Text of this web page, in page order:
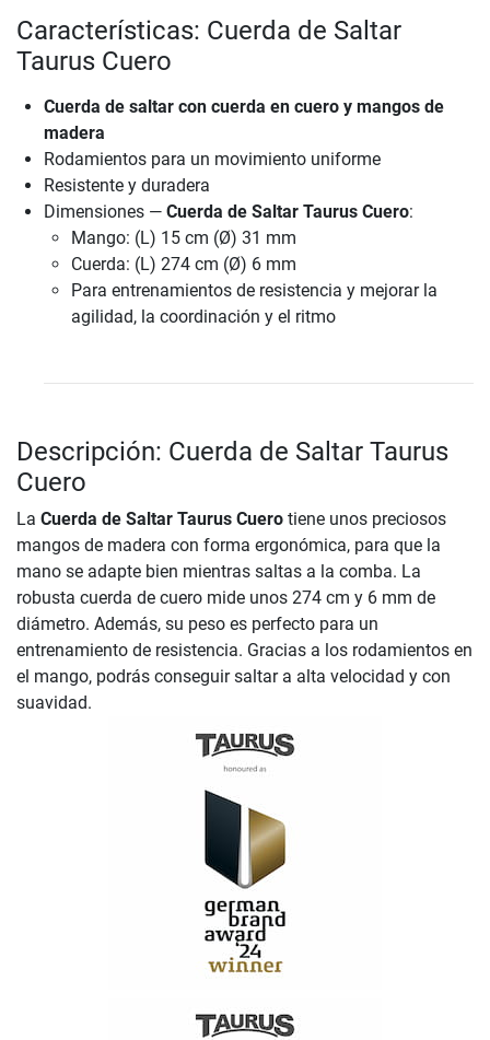
Características: Cuerda de Saltar
Taurus Cuero
Cuerda de saltar con cuerda en cuero y mangos de
madera
Rodamientos para un movimiento uniforme
Resistente y duradera
Dimensiones — Cuerda de Saltar Taurus Cuero:
Mango: (L) 15 cm (Ø) 31 mm
Cuerda: (L) 274 cm (Ø) 6 mm
Para entrenamientos de resistencia y mejorar la
agilidad, la coordinación y el ritmo
Descripción: Cuerda de Saltar Taurus
Cuero
La Cuerda de Saltar Taurus Cuero tiene unos preciosos
mangos de madera con forma ergonómica, para que la
mano se adapte bien mientras saltas a la comba. La
robusta cuerda de cuero mide unos 274 cm y 6 mm de
diámetro. Además, su peso es perfecto para un
entrenamiento de resistencia. Gracias a los rodamientos en
el mango, podrás conseguir saltar a alta velocidad y con
suavidad.